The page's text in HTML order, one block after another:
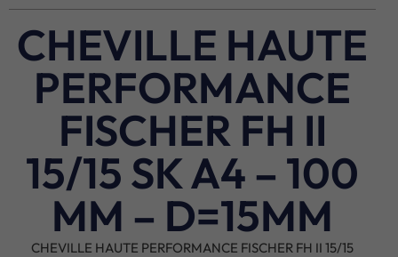
CHEVILLE HAUTE
PERFORMANCE
FISCHER FH II
15/15 SK A4 – 100
MM – D=15MM
CHEVILLE HAUTE PERFORMANCE FISCHER FH II 15/15